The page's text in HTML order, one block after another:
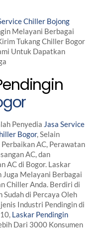
Chiller Bojong
Melayani Berbagai
Tukang Chiller Bogor
Untuk Dapatkan
Penyedia Jasa Service
Bogor, Selain
AC, Perawatan
AC, dan
AC di Bogor. Laskar
Juga Melayani Berbagai
Chiller Anda. Berdiri di
Sudah di Percaya Oleh
Industri Pendingin di
Laskar Pendingin
Dari 3000 Konsumen